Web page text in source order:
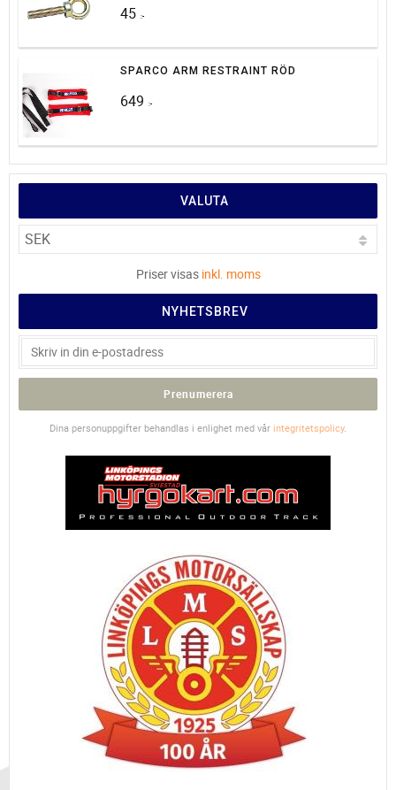
45 :-
SPARCO ARM RESTRAINT RÖD
649 :-
VALUTA
Priser visas inkl. moms
NYHETSBREV
Prenumerera
Dina personuppgifter behandlas i enlighet med vår integritetspolicy.